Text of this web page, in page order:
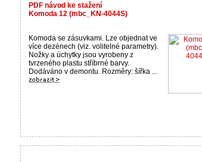
PDF návod ke stažení
Komoda 12 (mbc_KN-4044S)
Komoda se zásuvkami. Lze objednat ve
více dezénech (viz. volitelné parametry).
Nožky a úchytky jsou vyrobeny z
tvrzeného plastu stříbrné barvy.
Dodáváno v demontu. Rozměry: šířka ...